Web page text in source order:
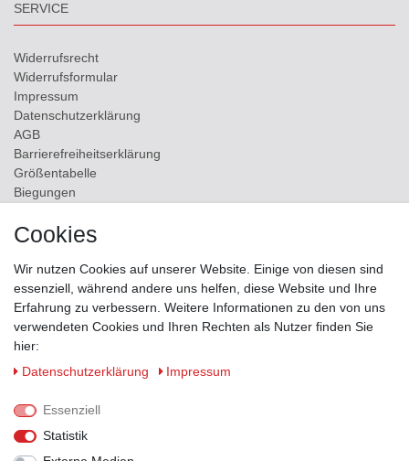
SERVICE
Widerrufs­recht
Widerrufs­formular
Impressum
Daten­schutz­erklärung
AGB
Barrierefreiheitserklärung
Größentabelle
Biegungen
Kontakt
ZAHLUNGSMÖGLICHKEITEN
Cookies
Wir nutzen Cookies auf unserer Website. Einige von diesen sind
essenziell, während andere uns helfen, diese Website und Ihre
Erfahrung zu verbessern. Weitere Informationen zu den von uns
verwendeten Cookies und Ihren Rechten als Nutzer finden Sie
hier:
Daten­schutz­erklärung
Impressum
Essenziell
Statistik